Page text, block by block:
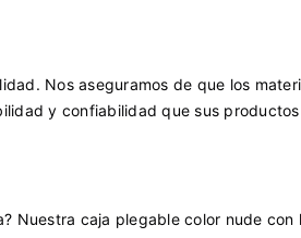
Nos aseguramos de que los
y confiabilidad que sus productos
Nuestra caja plegable color nude con